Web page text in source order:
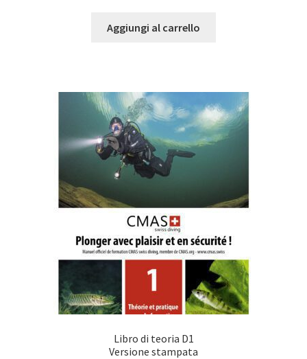
Aggiungi al carrello
Libro di teoria D1
Versione stampata